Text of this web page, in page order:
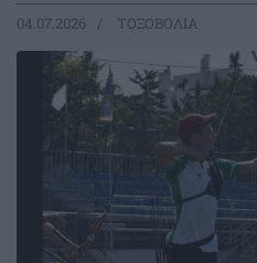
04.07.2026 ΤΟΞΟΒΟΛΙΑ